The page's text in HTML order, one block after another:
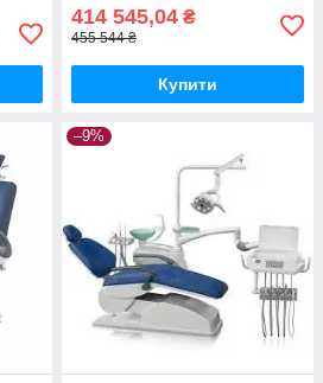
414 545,04 ₴
455 544 ₴
Купити
–9%